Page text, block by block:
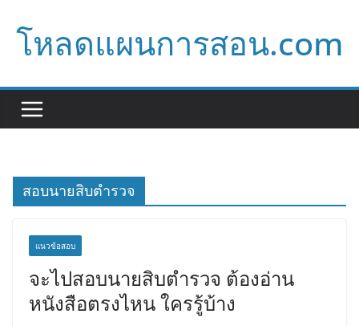
content
โหลดแผนการสอน.com
สอบนายสิบตำรวจ
แนวข้อสอบ
จะไปสอบนายสิบตำรวจ ต้องอ่าน
หนังสือตรงไหน ใครรู้บ้าง